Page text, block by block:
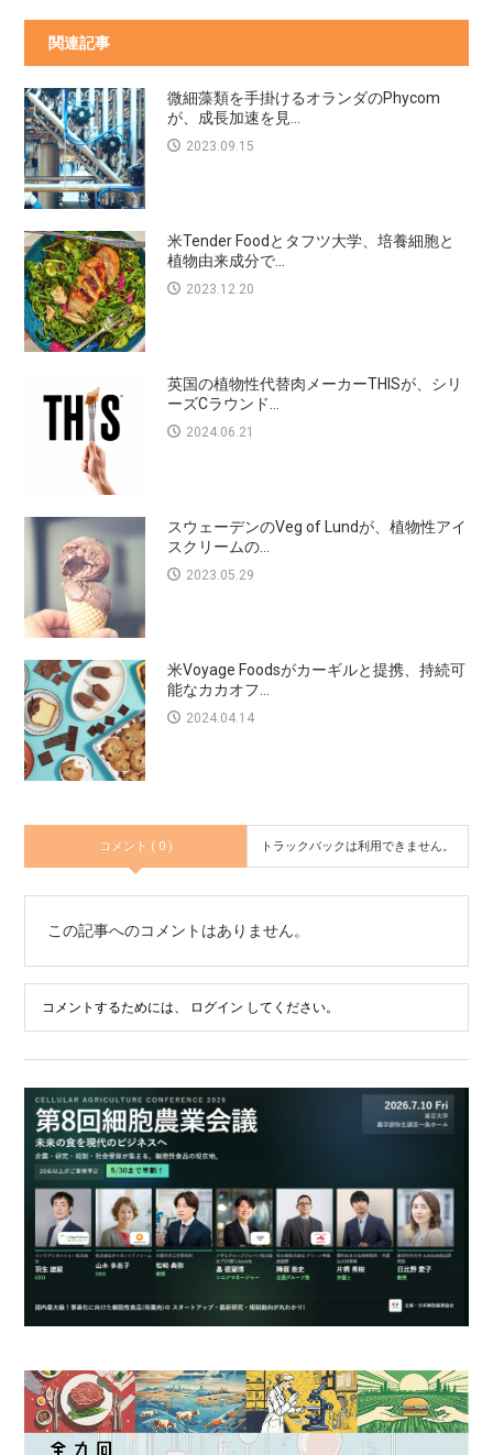
関連記事
微細藻類を手掛けるオランダのPhycom
が、成長加速を見...
2023.09.15
米Tender Foodとタフツ大学、培養細胞と
植物由来成分で...
2023.12.20
英国の植物性代替肉メーカーTHISが、シリ
ーズCラウンド...
2024.06.21
スウェーデンのVeg of Lundが、植物性アイ
スクリームの...
2023.05.29
米Voyage Foodsがカーギルと提携、持続可
能なカカオフ...
2024.04.14
コメント ( 0 ) トラックバックは利用できません。
この記事へのコメントはありません。
コメントするためには、 ログイン してください。